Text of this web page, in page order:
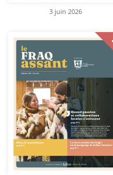
3 juin 2026